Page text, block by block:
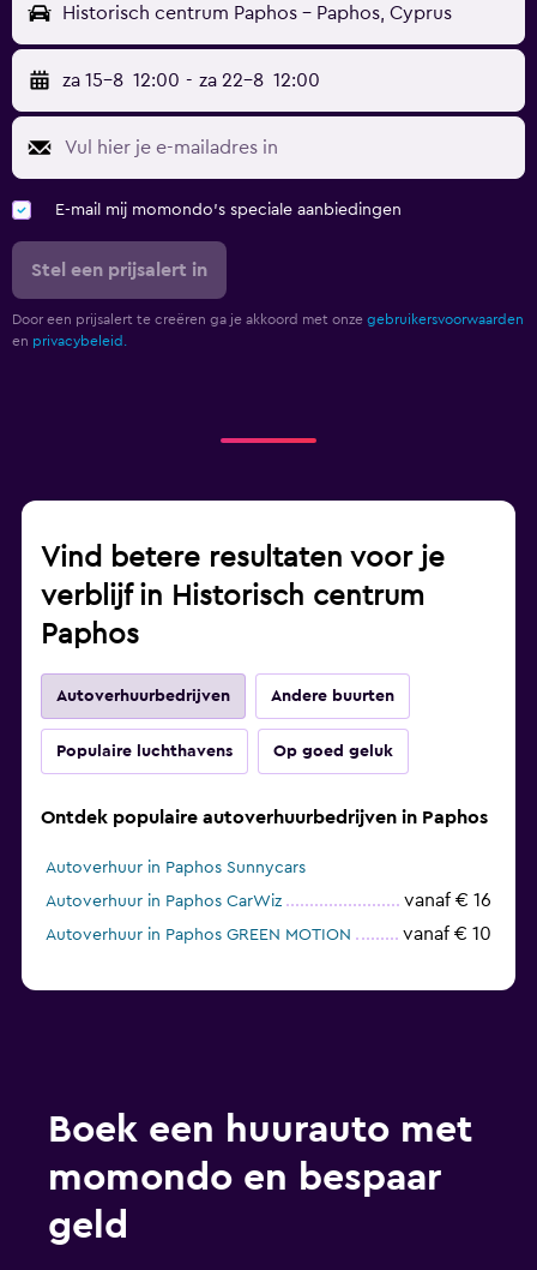
Historisch centrum Paphos - Paphos, Cyprus
za 15-8 12:00 - za 22-8 12:00
E-mail mij momondo's speciale aanbiedingen
Stel een prijsalert in
Door een prijsalert te creëren ga je akkoord met onze gebruikersvoorwaarden
en privacybeleid.
Vind betere resultaten voor je
verblijf in Historisch centrum
Paphos
Autoverhuurbedrijven Andere buurten
Populaire luchthavens Op goed geluk
Ontdek populaire autoverhuurbedrijven in Paphos
Autoverhuur in Paphos Sunnycars
Autoverhuur in Paphos CarWiz
vanaf € 16
Autoverhuur in Paphos GREEN MOTION vanaf € 10
Boek een huurauto met
momondo en bespaar
geld